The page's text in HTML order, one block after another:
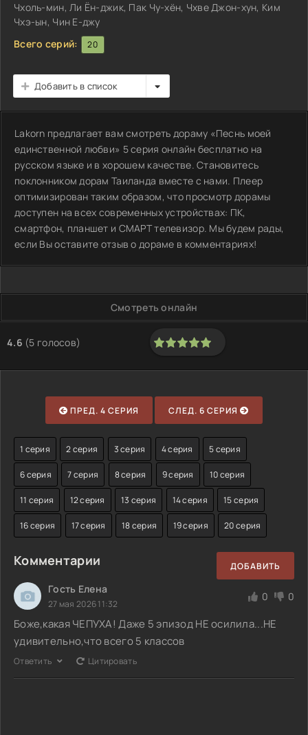
Чхоль-мин, Ли Ён-джик, Пак Чу-хён, Чхве Джон-хун, Ким
Чхэ-ын, Чин Е-джу
Всего серий:
20
Добавить в список
Lakorn предлагает вам смотреть дораму «Песнь моей
единственной любви» 5 серия онлайн бесплатно на
русском языке и в хорошем качестве. Становитесь
поклонником дорам Таиланда вместе с нами. Плеер
оптимизирован таким образом, что просмотр дорамы
доступен на всех современных устройствах: ПК,
смартфон, планшет и СМАРТ телевизор. Мы будем рады,
если Вы оставите отзыв о дораме в комментариях!
Смотреть онлайн
4.6 (5 голосов)
100
ПРЕД. 4 СЕРИЯ СЛЕД. 6 СЕРИЯ
1 серия 2 серия 3 серия 4 серия 5 серия
6 серия 7 серия 8 серия 9 серия 10 серия
11 серия 12 серия 13 серия 14 серия 15 серия
16 серия 17 серия 18 серия 19 серия 20 серия
Комментарии ДОБАВИТЬ
Гость Елена
27 мая 2026 11:32
0 0
Боже,какая ЧЕПУХА! Даже 5 эпизод НЕ осилила...НЕ
удивительно,что всего 5 классов
Ответить Цитировать